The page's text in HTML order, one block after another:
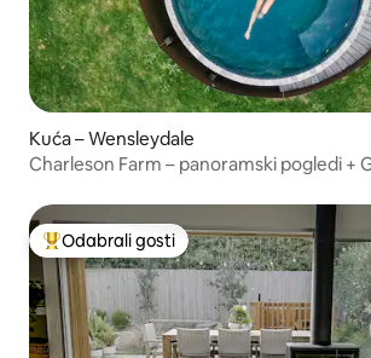
Kuća – Wensleydale
Charleson Farm – panoramski pogledi +
Među najviše rangiranima s oznakom
Odabrali gosti